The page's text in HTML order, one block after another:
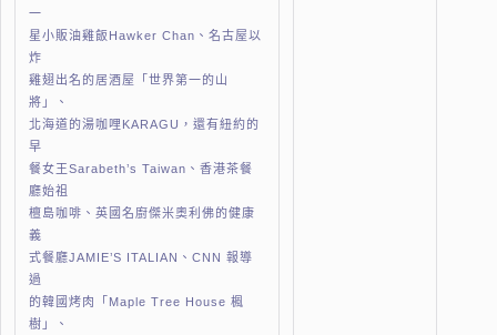
一
星小販油雞飯Hawker Chan、名古屋以
炸
雞翅出名的居酒屋「世界第一的山
將」、
北海道的湯咖哩KARAGU，還有紐約的
早
餐女王Sarabeth’s Taiwan、香港茶餐
廳始祖
檀島咖啡、英國名廚傑米奧利佛的健康
義
式餐廳JAMIE’S ITALIAN、CNN 報導
過
的韓國烤肉「Maple Tree House 楓
樹」、